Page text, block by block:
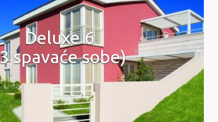
Deluxe 6
spavaće sobe)